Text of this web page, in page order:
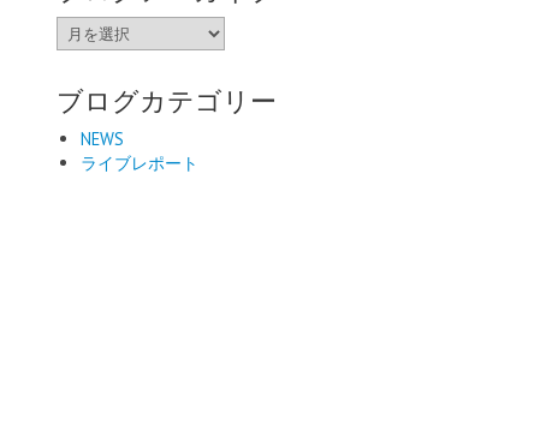
ブ
ロ
ア
カ
イ
ブログカテゴリー
NEWS
ライブレポート